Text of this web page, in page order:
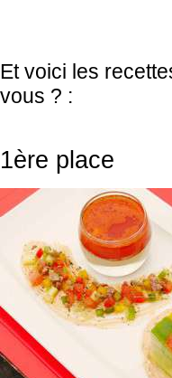
Et voici les
vous ? :
1ère place